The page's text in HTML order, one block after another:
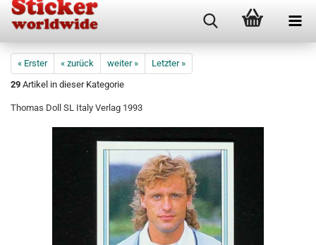
« Erster « zurück weiter »
Letzter »
29 Artikel in dieser Kategorie
Thomas Doll SL Italy Verlag 1993